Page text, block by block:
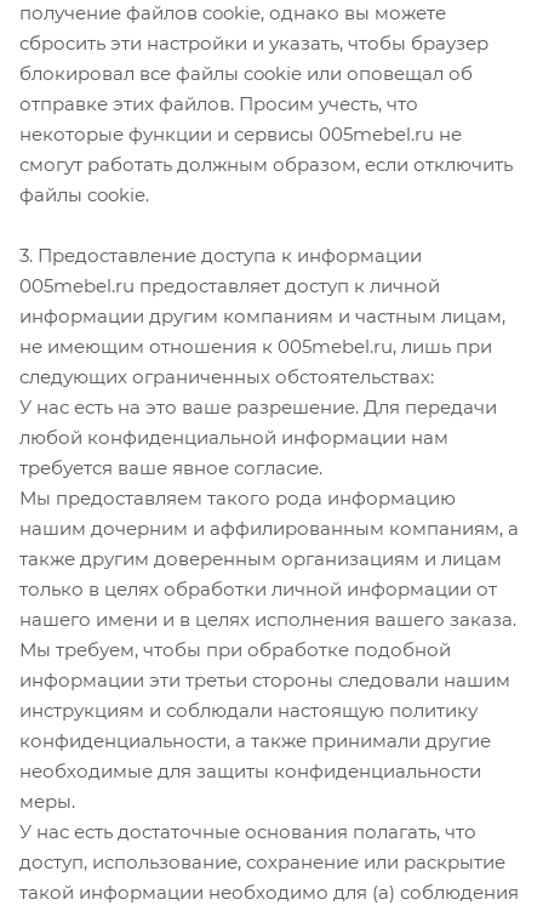
получение файлов cookie, однако вы можете
сбросить эти настройки и указать, чтобы браузер
блокировал все файлы cookie или оповещал об
отправке этих файлов. Просим учесть, что
некоторые функции и сервисы 005mebel.ru не
смогут работать должным образом, если отключить
файлы cookie.
3. Предоставление доступа к информации
005mebel.ru предоставляет доступ к личной
информации другим компаниям и частным лицам,
не имеющим отношения к 005mebel.ru, лишь при
следующих ограниченных обстоятельствах:
У нас есть на это ваше разрешение. Для передачи
любой конфиденциальной информации нам
требуется ваше явное согласие.
Мы предоставляем такого рода информацию
нашим дочерним и аффилированным компаниям, а
также другим доверенным организациям и лицам
только в целях обработки личной информации от
нашего имени и в целях исполнения вашего заказа.
Мы требуем, чтобы при обработке подобной
информации эти третьи стороны следовали нашим
инструкциям и соблюдали настоящую политику
конфиденциальности, а также принимали другие
необходимые для защиты конфиденциальности
меры.
У нас есть достаточные основания полагать, что
доступ, использование, сохранение или раскрытие
такой информации необходимо для (а) соблюдения